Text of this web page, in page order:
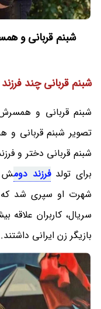
شبنم قربانی و
شبنم قربانی چند
شبنم قربانی و
تصویر شبنم قربانی و
شبنم قربانی دختر و
برای تولدفرزند دومش
شهرت او سپری شد که
سریال، کاربران
بازیگر زن ایرانی داشتند.